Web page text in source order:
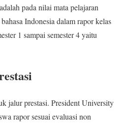
pada nilai mata pelajaran
Indonesia dalam rapor kelas
1 sampai semester 4 yaitu
jalur prestasi. President University
rapor sesuai evaluasi non